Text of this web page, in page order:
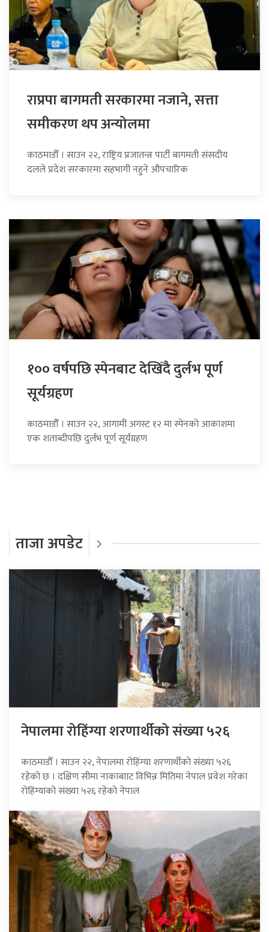
राप्रपा बागमती सरकारमा नजाने, सत्ता
समीकरण थप अन्योलमा
काठमाडौँ । साउन २२, राष्ट्रिय प्रजातन्त्र पार्टी बागमती संसदीय
दलले प्रदेश सरकारमा सहभागी नहुने औपचारिक
१०० वर्षपछि स्पेनबाट देखिँदै दुर्लभ पूर्ण
सूर्यग्रहण
काठमाडौँ । साउन २२, आगामी अगस्ट १२ मा स्पेनको आकाशमा
एक शताब्दीपछि दुर्लभ पूर्ण सूर्यग्रहण
ताजा अपडेट
नेपालमा रोहिंग्या शरणार्थीको संख्या ५२६
काठमाडौँ । साउन २२, नेपालमा रोहिंग्या शरणार्थीको संख्या ५२६
रहेको छ । दक्षिण सीमा नाकाबााट विभिन्न मितिमा नेपाल प्रवेश गरेका
रोहिंग्याको संख्या ५२६ रहेको नेपाल